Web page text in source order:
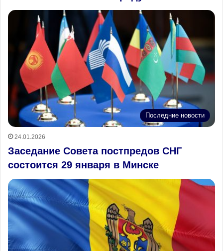
Последние новости
24.01.2026
Заседание Совета постпредов СНГ
состоится 29 января в Минске